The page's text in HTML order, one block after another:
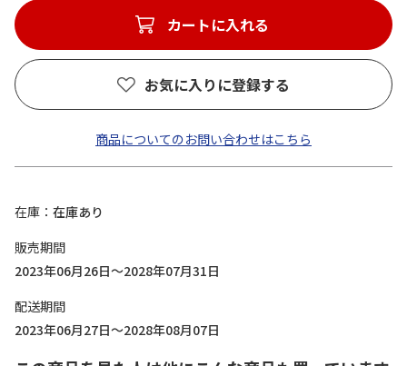
カートに入れる
お気に入りに登録する
商品についてのお問い合わせはこちら
在庫
在庫あり
販売期間
2023年06月26日～2028年07月31日
配送期間
2023年06月27日～2028年08月07日